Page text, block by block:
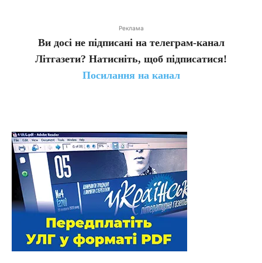
Реклама
Ви досі не підписані на телеграм-канал
Літгазети? Натисніть, щоб підписатися!
Посилання на канал